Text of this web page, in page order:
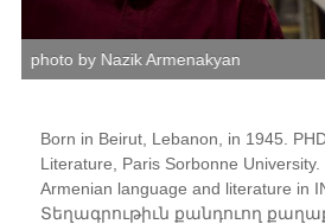
photo by Nazik Armenakyan
Born in Beirut, Lebanon, in 1945.
Literature, Paris Sorbonne
Armenian language and literature in
Տեղագրութիւն քանդուող